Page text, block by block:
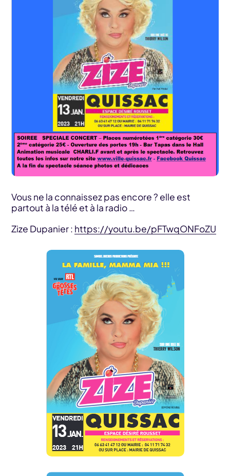
Vous ne la connaissez pas encore ? elle est
partout à la télé et à la radio …
Zize Dupanier : https://youtu.be/pFTwqONFoZU